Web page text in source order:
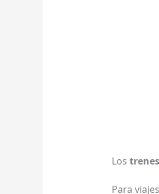
Los
Para